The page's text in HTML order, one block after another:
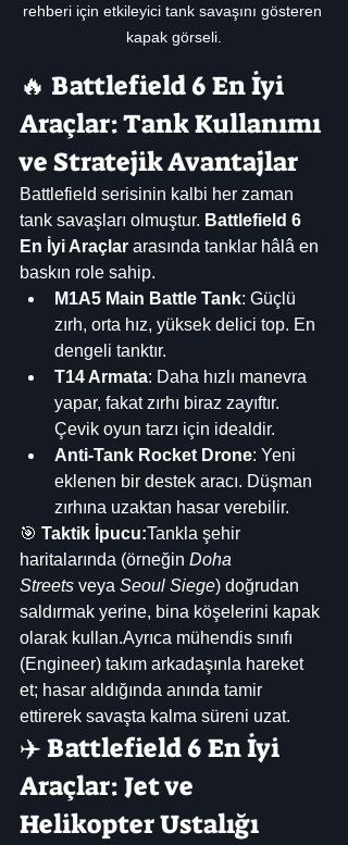
rehberi için etkileyici tank savaşını gösteren
kapak görseli.
🔥 Battlefield 6 En İyi
Araçlar: Tank Kullanımı
ve Stratejik Avantajlar
Battlefield serisinin kalbi her zaman
tank savaşları olmuştur. Battlefield 6
En İyi Araçlar arasında tanklar hâlâ en
baskın role sahip.
M1A5 Main Battle Tank: Güçlü
zırh, orta hız, yüksek delici top. En
dengeli tanktır.
T14 Armata: Daha hızlı manevra
yapar, fakat zırhı biraz zayıftır.
Çevik oyun tarzı için idealdir.
Anti-Tank Rocket Drone: Yeni
eklenen bir destek aracı. Düşman
zırhına uzaktan hasar verebilir.
🎯 Taktik İpucu:Tankla şehir
haritalarında (örneğin Doha
Streets veya Seoul Siege) doğrudan
saldırmak yerine, bina köşelerini kapak
olarak kullan.Ayrıca mühendis sınıfı
(Engineer) takım arkadaşınla hareket
et; hasar aldığında anında tamir
ettirerek savaşta kalma süreni uzat.
✈️ Battlefield 6 En İyi
Araçlar: Jet ve
Helikopter Ustalığı